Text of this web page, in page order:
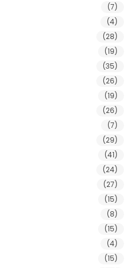
(7)
(4)
(28)
(19)
(35)
(26)
(19)
(26)
(7)
(29)
(41)
(24)
(27)
(15)
(8)
(15)
(4)
(15)